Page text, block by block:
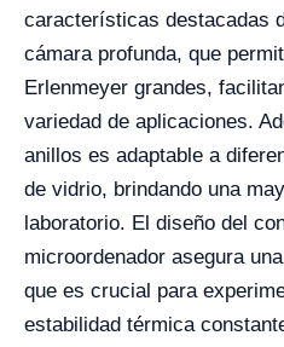
características destacadas
cámara profunda, que
Erlenmeyer grandes,
variedad de aplicaciones.
anillos es adaptable a
de vidrio, brindando una
laboratorio. El diseño del
microordenador asegura
que es crucial para
estabilidad térmica